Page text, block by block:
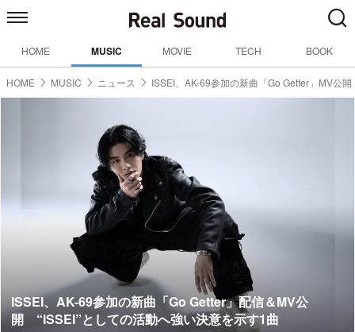
HOME MUSIC MOVIE TECH BOOK
HOME MUSIC ニュース ISSEI、AK-69参加の新曲「Go Getter」MV公開
ISSEI、AK-69参加の新曲「Go Getter」配信＆MV公
開 “ISSEI”としての活動へ強い決意を示す1曲